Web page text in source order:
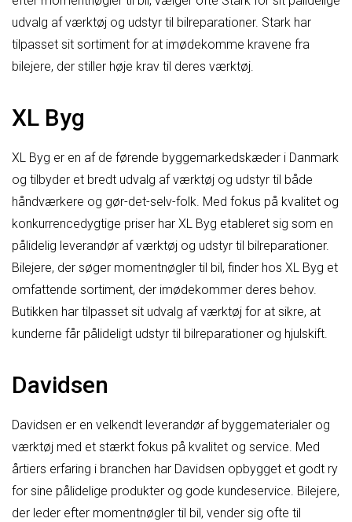
udvalg af værktøj og udstyr til bilreparationer. Stark har
tilpasset sit sortiment for at imødekomme kravene fra
bilejere, der stiller høje krav til deres værktøj.
XL Byg
XL Byg er en af de førende byggemarkedskæder i Danmark
og tilbyder et bredt udvalg af værktøj og udstyr til både
håndværkere og gør-det-selv-folk. Med fokus på kvalitet og
konkurrencedygtige priser har XL Byg etableret sig som en
pålidelig leverandør af værktøj og udstyr til bilreparationer.
Bilejere, der søger momentnøgler til bil, finder hos XL Byg et
omfattende sortiment, der imødekommer deres behov.
Butikken har tilpasset sit udvalg af værktøj for at sikre, at
kunderne får pålideligt udstyr til bilreparationer og hjulskift.
Davidsen
Davidsen er en velkendt leverandør af byggematerialer og
værktøj med et stærkt fokus på kvalitet og service. Med
årtiers erfaring i branchen har Davidsen opbygget et godt ry
for sine pålidelige produkter og gode kundeservice. Bilejere,
der leder efter momentnøgler til bil, vender sig ofte til